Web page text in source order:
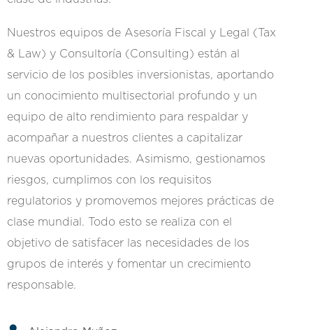
Nuestros equipos de Asesoría Fiscal y Legal (Tax
& Law) y Consultoría (Consulting) están al
servicio de los posibles inversionistas, aportando
un conocimiento multisectorial profundo y un
equipo de alto rendimiento para respaldar y
acompañar a nuestros clientes a capitalizar
nuevas oportunidades. Asimismo, gestionamos
riesgos, cumplimos con los requisitos
regulatorios y promovemos mejores prácticas de
clase mundial. Todo esto se realiza con el
objetivo de satisfacer las necesidades de los
grupos de interés y fomentar un crecimiento
responsable.